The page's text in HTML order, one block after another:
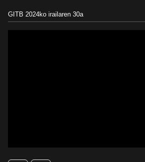
GITB 2024ko irailaren 30a